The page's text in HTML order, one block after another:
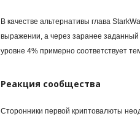
В качестве альтернативы глава
выражении, а через заранее
уровне 4% примерно соответствует
Реакция сообщества
Сторонники первой криптовалюты